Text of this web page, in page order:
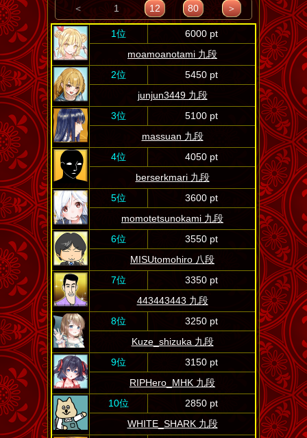
＜ 1 12 80 ＞
1位
6000 pt
moamoanotami 九段
2位
5450 pt
junjun3449 九段
3位
5100 pt
massuan 九段
4位
4050 pt
berserkmari 九段
5位
3600 pt
momotetsunokami 九段
6位
3550 pt
MISUtomohiro 八段
7位
3350 pt
443443443 九段
8位
3250 pt
Kuze_shizuka 九段
9位
3150 pt
RIPHero_MHK 九段
10位
2850 pt
WHITE_SHARK 九段